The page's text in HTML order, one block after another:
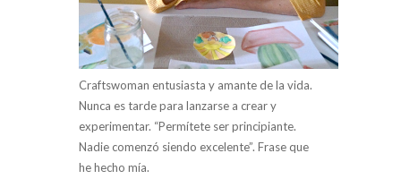
Craftswoman entusiasta y amante de la vida.
Nunca es tarde para lanzarse a crear y
experimentar. “Permítete ser principiante.
Nadie comenzó siendo excelente”. Frase que
he hecho mía.